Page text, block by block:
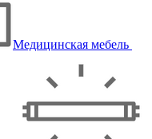
Медицинская мебель